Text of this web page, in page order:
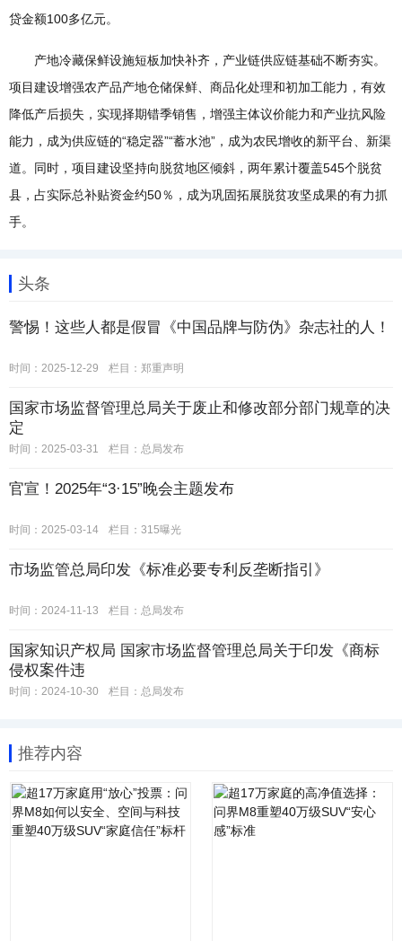
贷金额100多亿元。
产地冷藏保鲜设施短板加快补齐，产业链供应链基础不断夯实。
项目建设增强农产品产地仓储保鲜、商品化处理和初加工能力，有效
降低产后损失，实现择期错季销售，增强主体议价能力和产业抗风险
能力，成为供应链的“稳定器”“蓄水池”，成为农民增收的新平台、新渠
道。同时，项目建设坚持向脱贫地区倾斜，两年累计覆盖545个脱贫
县，占实际总补贴资金约50％，成为巩固拓展脱贫攻坚成果的有力抓
手。
头条
警惕！这些人都是假冒《中国品牌与防伪》杂志社的人！
时间：2025-12-29 栏目： 郑重声明
国家市场监督管理总局关于废止和修改部分部门规章的决
定
时间：2025-03-31 栏目： 总局发布
官宣！2025年“3·15”晚会主题发布
时间：2025-03-14 栏目： 315曝光
市场监管总局印发《标准必要专利反垄断指引》
时间：2024-11-13 栏目： 总局发布
国家知识产权局 国家市场监督管理总局关于印发《商标
侵权案件违
时间：2024-10-30 栏目： 总局发布
推荐内容